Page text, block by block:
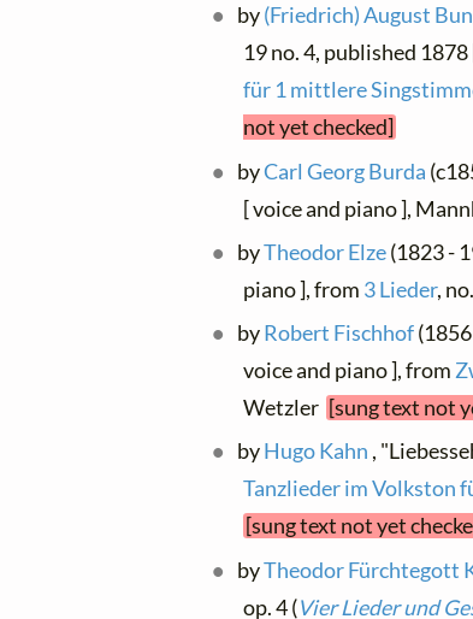
by(Friedrich) August
19 no. 4, published
für 1 mittlere
not yet checked]
byCarl Georg Burda
[ voice and piano ],
byTheodor Elze(1823 -
piano ], from 3 Lieder,
byRobert Fischhof
voice and piano ], from
Wetzler [sung text not
byHugo Kahn ,
Tanzlieder im Volkston
[sung text not yet
byTheodor Fürchtegott
op. 4 (Vier Lieder und